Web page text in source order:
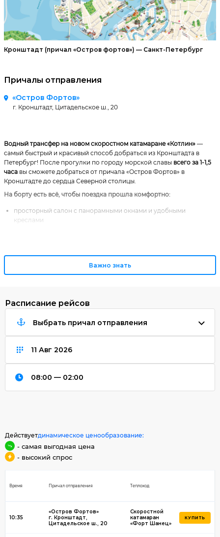
Кронштадт (причал «Остров фортов») — Санкт-Петербург
Причалы отправления
«Остров Фортов»
г. Кронштадт, Цитадельское ш., 20
Водный трансфер на новом скоростном катамаране «Котлин» —
самый быстрый и красивый способ добраться из Кронштадта в
Петербург! После прогулки по городу морской славы всего за 1-1,5
часа вы сможете добраться от причала «Остров Фортов» в
Кронштадте до сердца Северной столицы.
На борту есть всё, чтобы поездка прошла комфортно:
просторный салон с панорамными окнами и удобными
креслами
При покупке билетов «туда и обратно» в одном заказе действует
Важно знать
Расписание рейсов
Выбрать причал отправления
08:00 — 02:00
Действуетдинамическое ценообразование:
- самая выгодная цена
- высокий спрос
Время Причал отправления Теплоход
10:35
«Остров Фортов»
г. Кронштадт,
Цитадельское ш., 20
Скоростной
катамаран
«Форт Шанец»
КУПИТЬ